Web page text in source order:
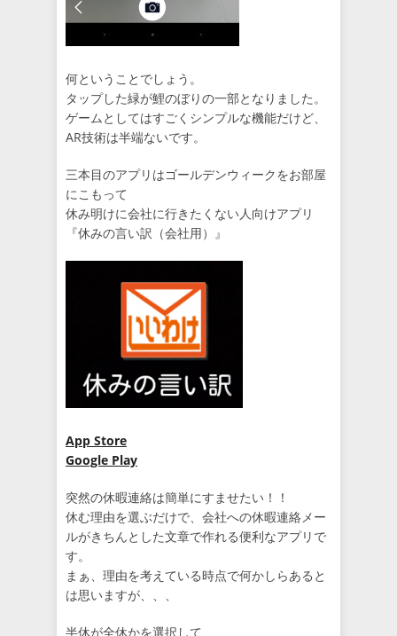
何ということでしょう。
タップした緑が鯉のぼりの一部となりました。
ゲームとしてはすごくシンプルな機能だけど、
AR技術は半端ないです。
三本目のアプリはゴールデンウィークをお部屋
にこもって
休み明けに会社に行きたくない人向けアプリ
『休みの言い訳（会社用）』
App Store
Google Play
突然の休暇連絡は簡単にすませたい！！
休む理由を選ぶだけで、会社への休暇連絡メー
ルがきちんとした文章で作れる便利なアプリで
す。
まぁ、理由を考えている時点で何かしらあると
は思いますが、、、
半休が全休かを選択して